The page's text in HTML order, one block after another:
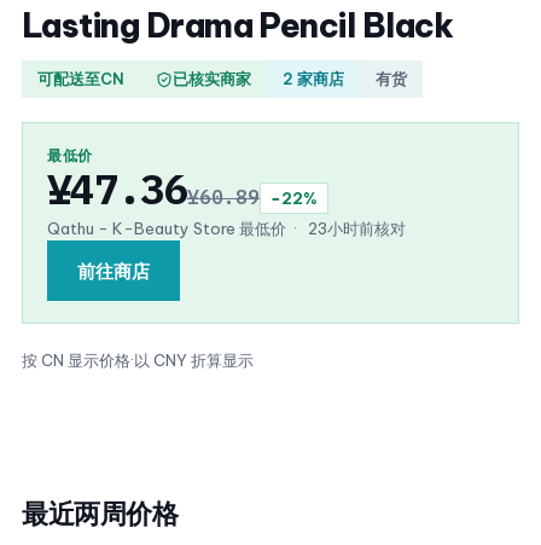
Lasting Drama Pencil Black
可配送至CN 已核实商家 2 家商店 有货
最低价
¥47.36¥60.89
−22%
Qathu - K-Beauty Store 最低价 · 23小时前核对
前往商店
按 CN 显示价格·以 CNY 折算显示
最近两周价格